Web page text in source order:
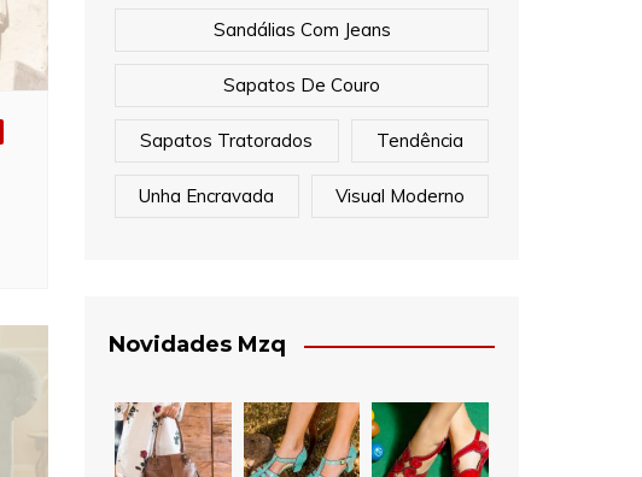
Sandálias Com Jeans
Sapatos De Couro
Sapatos Tratorados Tendência
Unha Encravada Visual Moderno
Novidades Mzq